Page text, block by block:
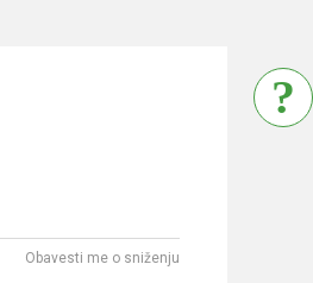
Obavesti me o sniženju